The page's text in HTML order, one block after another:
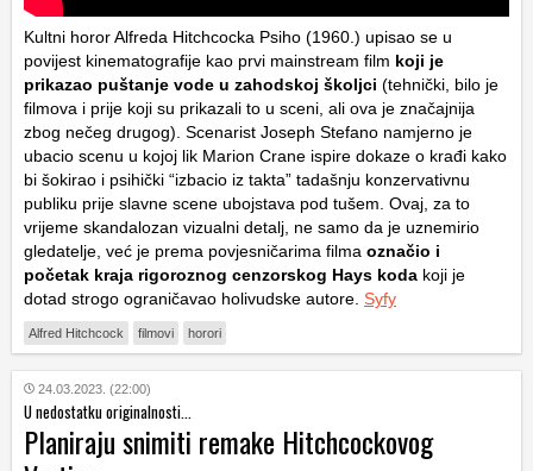
Kultni horor Alfreda Hitchcocka Psiho (1960.) upisao se u
povijest kinematografije kao prvi mainstream film koji je
prikazao puštanje vode u zahodskoj školjci (tehnički, bilo je
filmova i prije koji su prikazali to u sceni, ali ova je značajnija
zbog nečeg drugog). Scenarist Joseph Stefano namjerno je
ubacio scenu u kojoj lik Marion Crane ispire dokaze o krađi kako
bi šokirao i psihički “izbacio iz takta” tadašnju konzervativnu
publiku prije slavne scene ubojstava pod tušem. Ovaj, za to
vrijeme skandalozan vizualni detalj, ne samo da je uznemirio
gledatelje, već je prema povjesničarima filma označio i
početak kraja rigoroznog cenzorskog Hays koda koji je
dotad strogo ograničavao holivudske autore. Syfy
Alfred Hitchcock filmovi horori
24.03.2023. (22:00)
U nedostatku originalnosti...
Planiraju snimiti remake Hitchcockovog